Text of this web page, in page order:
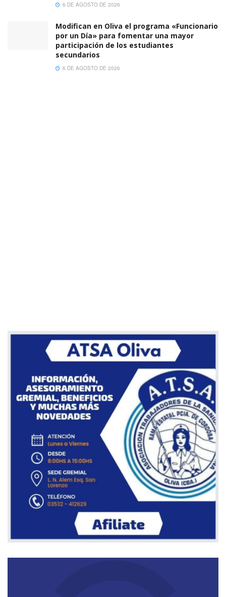
6 DE AGOSTO DE 2026
Modifican en Oliva el programa «Funcionario
por un Día» para fomentar una mayor
participación de los estudiantes
secundarios
6 DE AGOSTO DE 2026